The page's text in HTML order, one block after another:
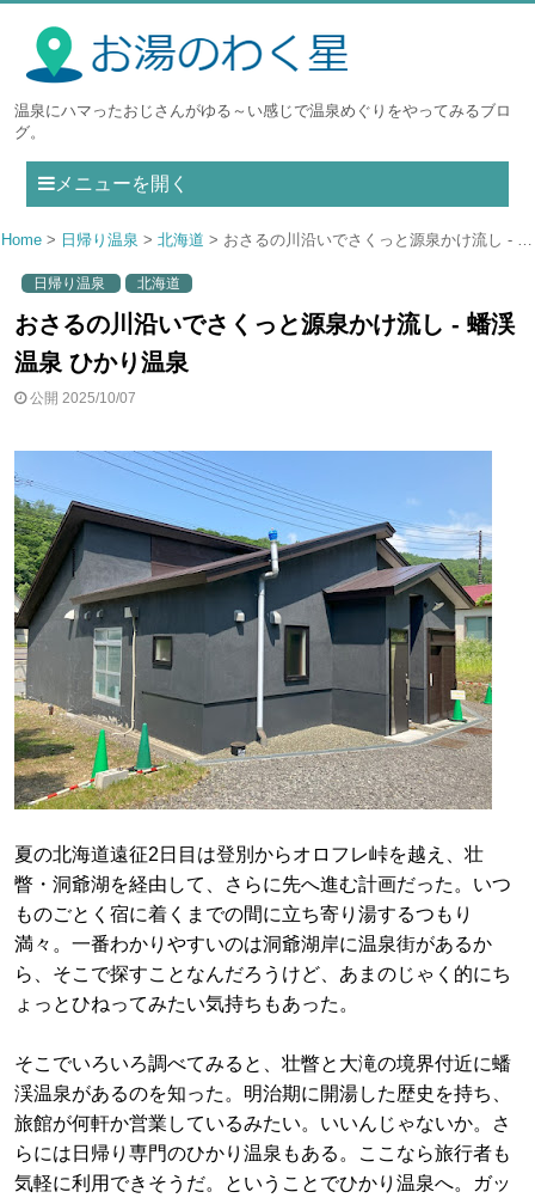
温泉にハマったおじさんがゆる～い感じで温泉めぐりをやってみるブロ
グ。
メニューを開く
Home 日帰り温泉 北海道 おさるの川沿いでさくっと源泉かけ流し - 蟠渓温泉 ひかり温泉
日帰り温泉 北海道
おさるの川沿いでさくっと源泉かけ流し - 蟠渓
温泉 ひかり温泉
公開 2025/10/07
夏の北海道遠征2日目は登別からオロフレ峠を越え、壮
瞥・洞爺湖を経由して、さらに先へ進む計画だった。いつ
ものごとく宿に着くまでの間に立ち寄り湯するつもり
満々。一番わかりやすいのは洞爺湖岸に温泉街があるか
ら、そこで探すことなんだろうけど、あまのじゃく的にち
ょっとひねってみたい気持ちもあった。
そこでいろいろ調べてみると、壮瞥と大滝の境界付近に蟠
渓温泉があるのを知った。明治期に開湯した歴史を持ち、
旅館が何軒か営業しているみたい。いいんじゃないか。さ
らには日帰り専門のひかり温泉もある。ここなら旅行者も
気軽に利用できそうだ。ということでひかり温泉へ。ガッ